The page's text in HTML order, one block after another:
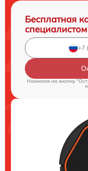
Бесплатная
специалистом
Нажимая на кнопку